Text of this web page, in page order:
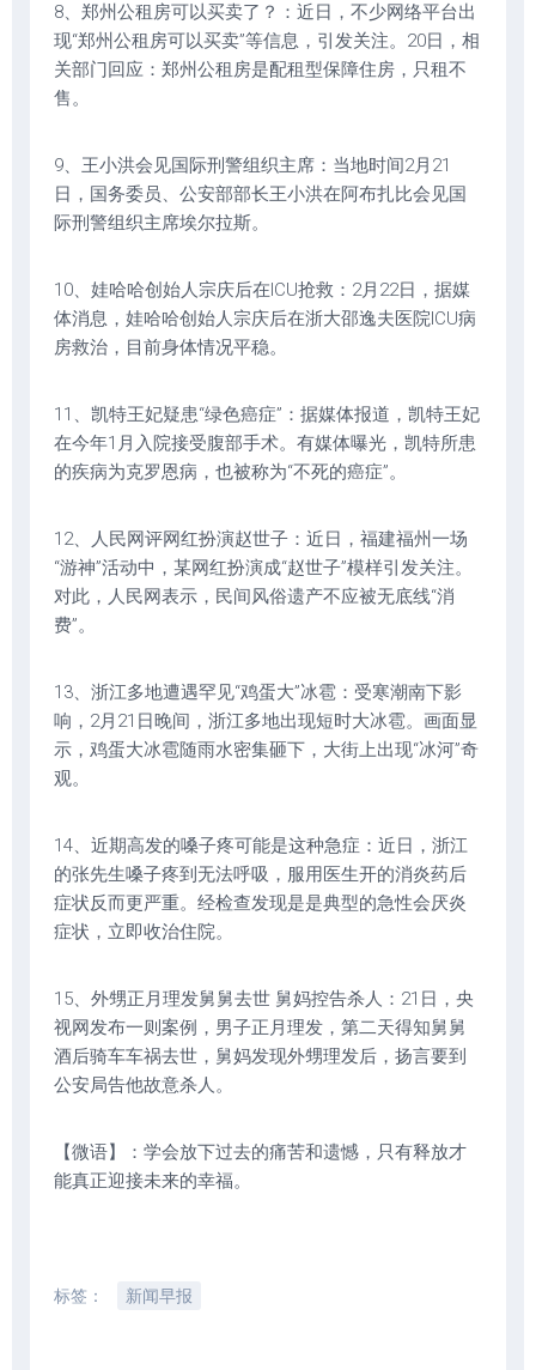
8、郑州公租房可以买卖了？：近日，不少网络平台出
现“郑州公租房可以买卖”等信息，引发关注。20日，相
关部门回应：郑州公租房是配租型保障住房，只租不
售。
9、王小洪会见国际刑警组织主席：当地时间2月21
日，国务委员、公安部部长王小洪在阿布扎比会见国
际刑警组织主席埃尔拉斯。
10、娃哈哈创始人宗庆后在ICU抢救：2月22日，据媒
体消息，娃哈哈创始人宗庆后在浙大邵逸夫医院ICU病
房救治，目前身体情况平稳。
11、凯特王妃疑患“绿色癌症”：据媒体报道，凯特王妃
在今年1月入院接受腹部手术。有媒体曝光，凯特所患
的疾病为克罗恩病，也被称为“不死的癌症”。
12、人民网评网红扮演赵世子：近日，福建福州一场
“游神”活动中，某网红扮演成“赵世子”模样引发关注。
对此，人民网表示，民间风俗遗产不应被无底线“消
费”。
13、浙江多地遭遇罕见“鸡蛋大”冰雹：受寒潮南下影
响，2月21日晚间，浙江多地出现短时大冰雹。画面显
示，鸡蛋大冰雹随雨水密集砸下，大街上出现“冰河”奇
观。
14、近期高发的嗓子疼可能是这种急症：近日，浙江
的张先生嗓子疼到无法呼吸，服用医生开的消炎药后
症状反而更严重。经检查发现是是典型的急性会厌炎
症状，立即收治住院。
15、外甥正月理发舅舅去世 舅妈控告杀人：21日，央
视网发布一则案例，男子正月理发，第二天得知舅舅
酒后骑车车祸去世，舅妈发现外甥理发后，扬言要到
公安局告他故意杀人。
【微语】：学会放下过去的痛苦和遗憾，只有释放才
能真正迎接未来的幸福。
标签： 新闻早报